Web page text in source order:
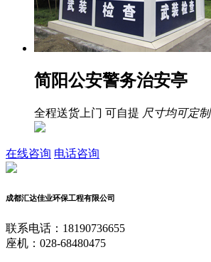
简阳公安警务治安亭
全程送货上门 可自提 尺寸均可定制
在线咨询 电话咨询
成都汇达佳业环保工程有限公司
联系电话：18190736655
座机：028-68480475